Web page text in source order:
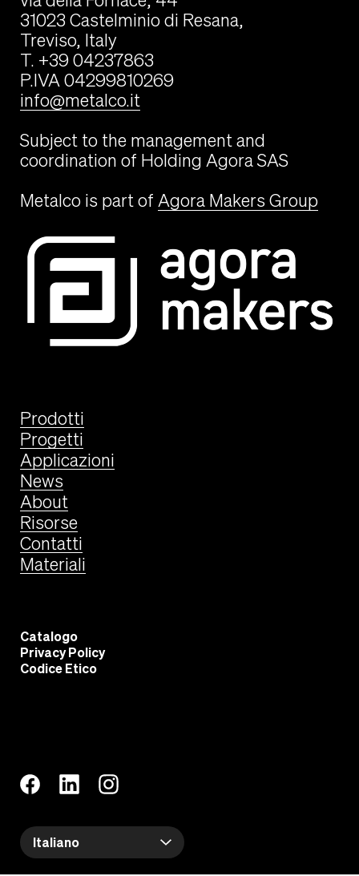
31023 Castelminio di Resana,
Treviso, Italy
T. +39 04237863
P.IVA 04299810269
info@metalco.it
Subject to the management and
coordination of Holding Agora SAS
Metalco is part of Agora Makers Group
Prodotti
Progetti
Applicazioni
News
About
Risorse
Contatti
Materiali
Catalogo
Privacy Policy
Codice Etico
Italiano